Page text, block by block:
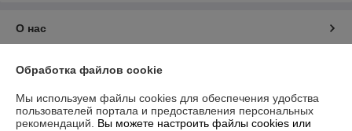
О нас
Контакты
Доставка и оплата
Обработка файлов cookie
Мы используем файлы cookies для обеспечения удобства
пользователей портала и предоставления персональных
рекомендаций. Вы можете настроить файлы cookies или